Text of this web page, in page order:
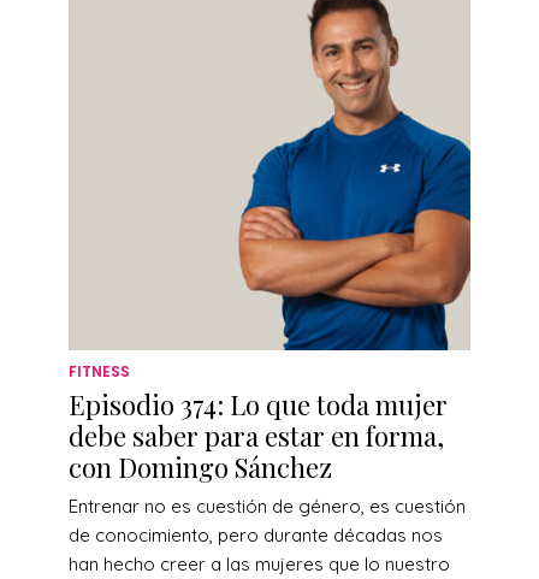
FITNESS
Episodio 374: Lo que toda mujer
debe saber para estar en forma,
con Domingo Sánchez
Entrenar no es cuestión de género, es cuestión
de conocimiento, pero durante décadas nos
han hecho creer a las mujeres que lo nuestro